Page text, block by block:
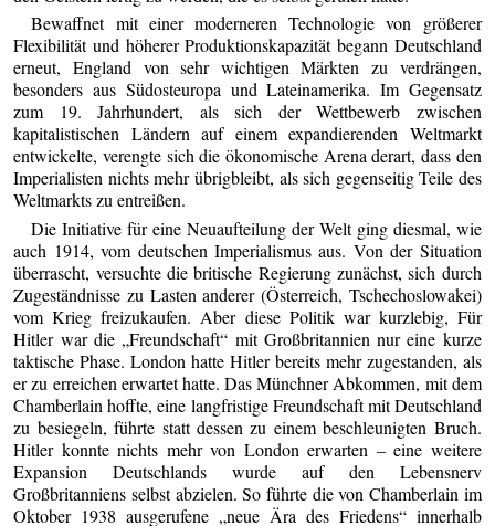
Bewaffnet mit einer moderneren Technologie von größerer
Flexibilität und höherer Produktionskapazität begann Deutschland
erneut, England von sehr wichtigen Märkten zu verdrängen,
besonders aus Südosteuropa und Lateinamerika. Im Gegensatz
zum 19. Jahrhundert, als sich der Wettbewerb zwischen
kapitalistischen Ländern auf einem expandierenden Weltmarkt
entwickelte, verengte sich die ökonomische Arena derart, dass den
Imperialisten nichts mehr übrigbleibt, als sich gegenseitig Teile des
Weltmarkts zu entreißen.
Die Initiative für eine Neuaufteilung der Welt ging diesmal, wie
auch 1914, vom deutschen Imperialismus aus. Von der Situation
überrascht, versuchte die britische Regierung zunächst, sich durch
Zugeständnisse zu Lasten anderer (Österreich, Tschechoslowakei)
vom Krieg freizukaufen. Aber diese Politik war kurzlebig, Für
Hitler war die „Freundschaft“ mit Großbritannien nur eine kurze
taktische Phase. London hatte Hitler bereits mehr zugestanden, als
er zu erreichen erwartet hatte. Das Münchner Abkommen, mit dem
Chamberlain hoffte, eine langfristige Freundschaft mit Deutschland
zu besiegeln, führte statt dessen zu einem beschleunigten Bruch.
Hitler konnte nichts mehr von London erwarten – eine weitere
Expansion Deutschlands wurde auf den Lebensnerv
Großbritanniens selbst abzielen. So führte die von Chamberlain im
Oktober 1938 ausgerufene „neue Ära des Friedens“ innerhalb